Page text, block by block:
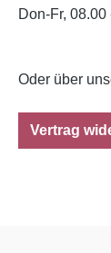
Don-Fr,
Oder über
Vertrag